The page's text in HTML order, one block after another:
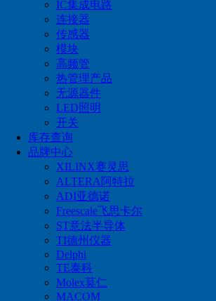
IC集成电路
连接器
传感器
模块
高频管
热管理产品
无源器件
LED照明
开关
库存查询
品牌中心
XILINX赛灵思
ALTERA阿特拉
ADI亚德诺
Freescale飞思卡尔
ST意法半导体
TI德州仪器
Delphi
TE泰科
Molex莫仁
MACOM
高频管
热管理产品
无源器件
LED照明
全国统一服务热线：
0755-83349415